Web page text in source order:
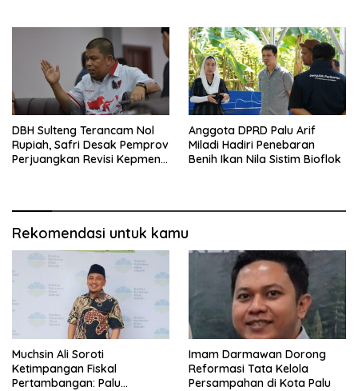
DBH Sulteng Terancam Nol
Rupiah, Safri Desak Pemprov
Perjuangkan Revisi Kepmen
Anggota DPRD Palu Arif
Miladi Hadiri Penebaran
Benih Ikan Nila Sistim Bioflok
Rekomendasi untuk kamu
Muchsin Ali Soroti
Ketimpangan Fiskal
Pertambangan: Palu
Imam Darmawan Dorong
Reformasi Tata Kelola
Persampahan di Kota Palu